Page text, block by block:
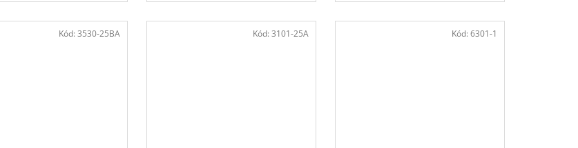
Kód: 3530-25BA Kód: 3101-25A Kód: 6301-1